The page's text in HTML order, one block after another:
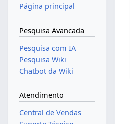
Página principal
Pesquisa Avancada
Pesquisa com IA
Pesquisa Wiki
Chatbot da Wiki
Atendimento
Central de Vendas